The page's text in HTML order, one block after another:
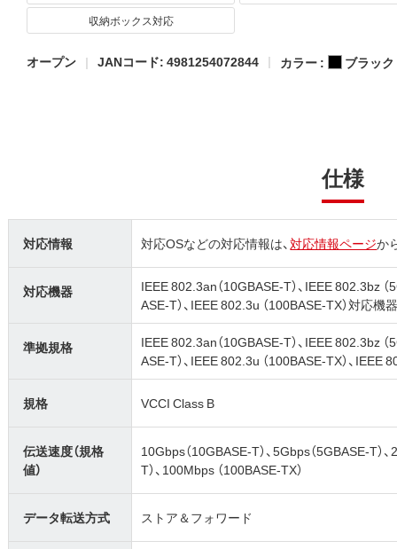
収納ボックス対応
オープン JANコード: 4981254072844 カラー : ブラック
仕様
対応情報 対応OSなどの対応情報は、対応情報ページか
対応機器
IEEE 802.3an（10GBASE-T）、IEEE 802.3bz
ASE-T）、IEEE 802.3u （100BASE-TX）対応機
準拠規格
IEEE 802.3an（10GBASE-T）、IEEE 802.3bz
ASE-T）、IEEE 802.3u （100BASE-TX）、IEEE
規格 VCCI Class B
伝送速度（規格
値）
10Gbps（10GBASE-T）、5Gbps（5GBASE-T）
T）、100Mbps （100BASE-TX）
データ転送方式 ストア＆フォワード